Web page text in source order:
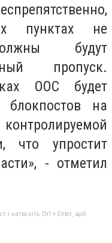
пунктах не
будут
пропуск.
ООС будет
блокпостов на
что упростит
- отметил
і натисніть Ctrl + Enter, щоб